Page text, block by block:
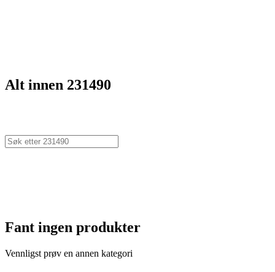
Alt innen 231490
Fant ingen produkter
Vennligst prøv en annen kategori